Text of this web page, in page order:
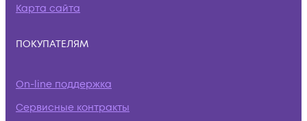
Карта сайта
ПОКУПАТЕЛЯМ
On-line поддержка
Сервисные контракты